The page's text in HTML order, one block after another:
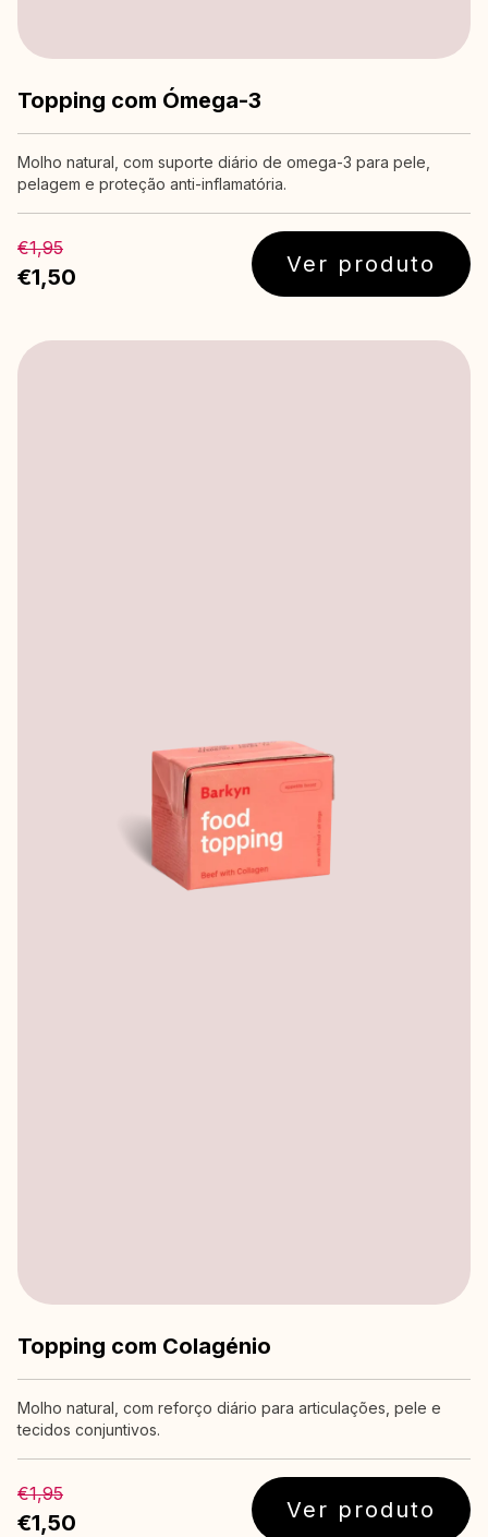
Topping com Ómega-3
Molho natural, com suporte diário de omega-3 para pele,
pelagem e proteção anti-inflamatória.
€1,95
€1,50 Ver produto
Topping com Colagénio
Molho natural, com reforço diário para articulações, pele e
tecidos conjuntivos.
€1,95
€1,50 Ver produto